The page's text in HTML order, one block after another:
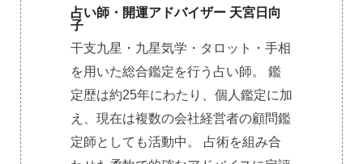
占い師・開運アドバイザー 天宮日向
子
干支九星・九星気学・タロット・手相
を用いた総合鑑定を行う占い師。 鑑
定歴は約25年にわたり、個人鑑定に加
え、現在は複数の会社経営者の顧問鑑
定師としても活動中。 占術を組み合